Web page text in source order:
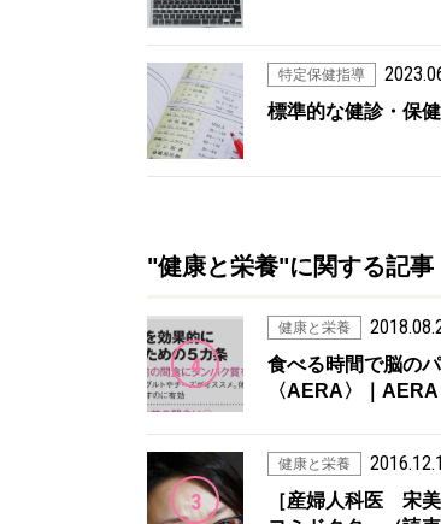
特定保健指導
標準的な健診・保
"健康と栄養"に関する記事
4
健康と栄養
食べる時間で脳の
〈AERA〉｜
3
健康と栄養
［産婦人科医 宋